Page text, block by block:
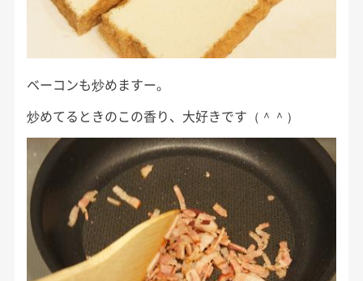
ベーコンも炒めますー。
炒めてるときのこの香り、大好きです（＾＾）